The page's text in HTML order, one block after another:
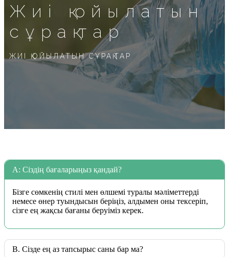
Жиі қойылатын
сұрақтар
ЖИІ ҚОЙЫЛАТЫН СҰРАҚТАР
A: Сіздің бағаларыңыз қандай?
Бізге сөмкенің стилі мен өлшемі туралы мәліметтерді
немесе өнер туындысын беріңіз, алдымен оны тексеріп,
сізге ең жақсы бағаны беруіміз керек.
B. Сізде ең аз тапсырыс саны бар ма?